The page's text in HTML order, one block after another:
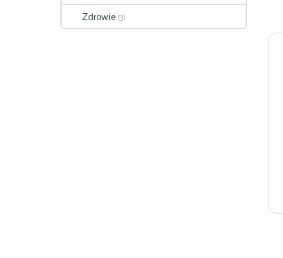
Zdrowie(3)